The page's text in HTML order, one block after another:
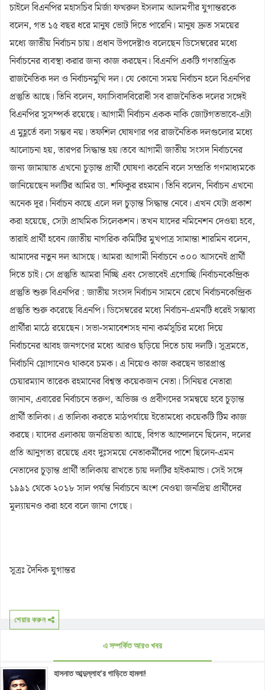
চাইলে বিএনপির মহাসচিব মির্জা ফখরুল ইসলাম আলমগীর যুগান্তরকে
বলেন, গত ১৫ বছর ধরে মানুষ ভোট দিতে পারেনি। মানুষ দ্রুত সময়ের
মধ্যে জাতীয় নির্বাচন চায়। প্রধান উপদেষ্টাও বলেছেন ডিসেম্বরের মধ্যে
নির্বাচনের ব্যবস্থা করার জন্য কাজ করছেন। বিএনপি একটি গণতান্ত্রিক
রাজনৈতিক দল ও নির্বাচনমুখি দল। যে কোনো সময় নির্বাচন হলে বিএনপির
প্রস্তুতি আছে। তিনি বলেন, ফ্যাসিবাদবিরোধী সব রাজনৈতিক দলের সঙ্গেই
বিএনপির সুসম্পর্ক রয়েছে। আগামী নির্বাচন একক নাকি জোটগতভাবে-এটা
এ মুহূর্তে বলা সম্ভব নয়। তফশিল ঘোষণার পর রাজনৈতিক দলগুলোর মধ্যে
আলোচনা হয়, তারপর সিদ্ধান্ত হয়।তবে আগামী জাতীয় সংসদ নির্বাচনের
জন্য জামায়াত এখনো চূড়ান্ত প্রার্থী ঘোষণা করেনি বলে সম্প্রতি গণমাধ্যমকে
জানিয়েছেন দলটির আমির ডা. শফিকুর রহমান। তিনি বলেন, নির্বাচন এখনো
অনেক দূর। নির্বাচন কাছে এলে দল চূড়ান্ত সিদ্ধান্ত নেবে। এখন যেটা প্রকাশ
করা হয়েছে, সেটা প্রাথমিক সিলেকশন। তখন যাদের নমিনেশন দেওয়া হবে,
তারাই প্রার্থী হবেন।জাতীয় নাগরিক কমিটির মুখপাত্র সামান্তা শারমিন বলেন,
আমাদের নতুন দল আসছে। আমরা আগামী নির্বাচনে ৩০০ আসনেই প্রার্থী
দিতে চাই। সে প্রস্তুতি আমরা নিচ্ছি এবং সেভাবেই এগোচ্ছি।নির্বাচনকেন্দ্রিক
প্রস্তুতি শুরু বিএনপির : জাতীয় সংসদ নির্বাচন সামনে রেখে নির্বাচনকেন্দ্রিক
প্রস্তুতি শুরু করেছে বিএনপি। ডিসেম্বরের মধ্যে নির্বাচন-এমনটি ধরেই সম্ভাব্য
প্রার্থীরা মাঠে রয়েছেন। সভা-সমাবেশসহ নানা কর্মসূচির মধ্যে দিয়ে
নির্বাচনের আবহ জনগণের মধ্যে আরও ছড়িয়ে দিতে চায় দলটি। সূত্রমতে,
নির্বাচনি স্লোগানেও থাকবে চমক। এ নিয়েও কাজ করছেন ভারপ্রাপ্ত
চেয়ারম্যান তারেক রহমানের বিশ্বস্ত কয়েকজন নেতা। সিনিয়র নেতারা
জানান, এবারের নির্বাচনে তরুণ, অভিজ্ঞ ও প্রবীণদের সমন্বয়ে হবে চূড়ান্ত
প্রার্থী তালিকা। এ তালিকা করতে মাঠপর্যায়ে ইতোমধ্যে কয়েকটি টিম কাজ
করছে। যাদের এলাকায় জনপ্রিয়তা আছে, বিগত আন্দোলনে ছিলেন, দলের
প্রতি আনুগত্য রয়েছে এবং দুঃসময়ে নেতাকর্মীদের পাশে ছিলেন-এমন
নেতাদের চূড়ান্ত প্রার্থী তালিকায় রাখতে চায় দলটির হাইকমান্ড। সেই সঙ্গে
১৯৯১ থেকে ২০১৮ সাল পর্যন্ত নির্বাচনে অংশ নেওয়া জনপ্রিয় প্রার্থীদের
মূল্যায়নও করা হবে বলে জানা গেছে।
সূত্রঃ দৈনিক যুগান্তর
শেয়ার করুন
এ সম্পর্কিত আরও খবর
হাসনাত আব্দুল্লাহ’র গাড়িতে হামলা!